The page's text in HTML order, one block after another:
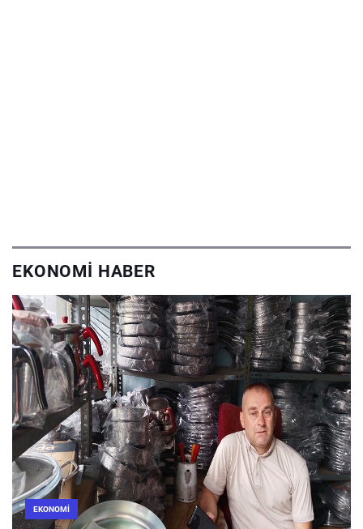
EKONOMI HABER
EKONOMI